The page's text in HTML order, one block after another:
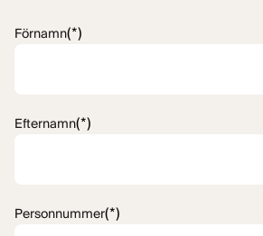
Förnamn(*)
Efternamn(*)
Personnummer(*)